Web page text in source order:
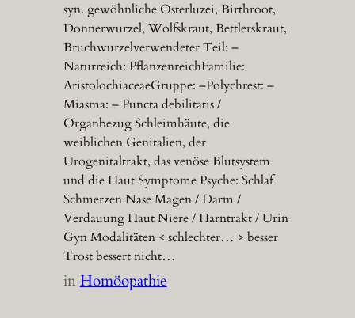
syn. gewöhnliche Osterluzei, Birthroot,
Donnerwurzel, Wolfskraut, Bettlerskraut,
Bruchwurzelverwendeter Teil: –
Naturreich: PflanzenreichFamilie:
AristolochiaceaeGruppe: –Polychrest: –
Miasma: – Puncta debilitatis /
Organbezug Schleimhäute, die
weiblichen Genitalien, der
Urogenitaltrakt, das venöse Blutsystem
und die Haut Symptome Psyche: Schlaf
Schmerzen Nase Magen / Darm /
Verdauung Haut Niere / Harntrakt / Urin
Gyn Modalitäten < schlechter… > besser
Trost bessert nicht…
inHomöopathie